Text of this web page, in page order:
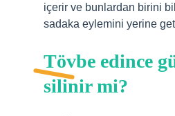
içerir ve bunlardan birini
sadaka eylemini yerine
Tövbe edince
silinir mi?